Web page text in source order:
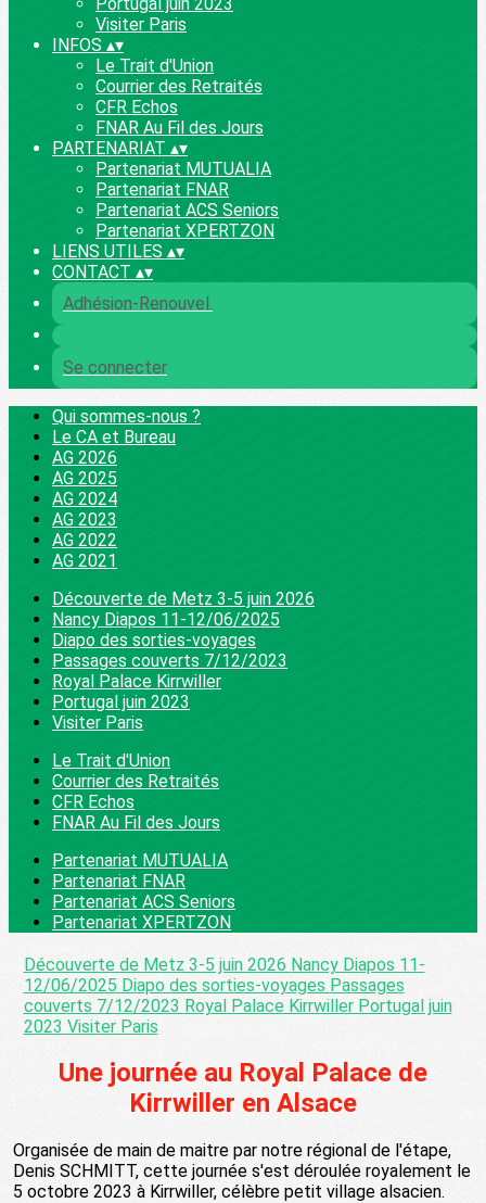
Visiter Paris
INFOS ▴▾
Le Trait d'Union
Courrier des Retraités
CFR Echos
FNAR Au Fil des Jours
PARTENARIAT ▴▾
Partenariat MUTUALIA
Partenariat FNAR
Partenariat ACS Seniors
Partenariat XPERTZON
LIENS UTILES ▴▾
CONTACT ▴▾
Adhésion-Renouvel.
Se connecter
Qui sommes-nous ?
Le CA et Bureau
AG 2026
AG 2025
AG 2024
AG 2023
AG 2022
AG 2021
Découverte de Metz 3-5 juin 2026
Nancy Diapos 11-12/06/2025
Diapo des sorties-voyages
Passages couverts 7/12/2023
Royal Palace Kirrwiller
Portugal juin 2023
Visiter Paris
Le Trait d'Union
Courrier des Retraités
CFR Echos
FNAR Au Fil des Jours
Partenariat MUTUALIA
Partenariat FNAR
Partenariat ACS Seniors
Partenariat XPERTZON
Découverte de Metz 3-5 juin 2026 Nancy Diapos 11-
12/06/2025 Diapo des sorties-voyages Passages
couverts 7/12/2023 Royal Palace Kirrwiller Portugal juin
2023 Visiter Paris
Une journée au Royal Palace de
Kirrwiller en Alsace
Organisée de main de maitre par notre régional de l'étape,
Denis SCHMITT, cette journée s'est déroulée royalement le
5 octobre 2023 à Kirrwiller, célèbre petit village alsacien.